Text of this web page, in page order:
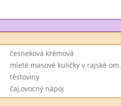
česneková krémová
mleté masové kuličky v rajské om.
těstoviny
čaj,ovocný nápoj